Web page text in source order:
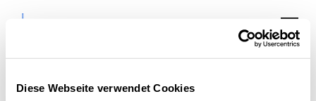
Diese Webseite verwendet Cookies